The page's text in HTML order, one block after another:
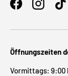
FacebookInstagram
Öffnungszeiten
Vormittags: 9:00